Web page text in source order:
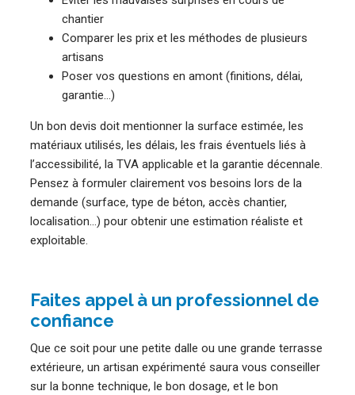
chantier
Comparer les prix et les méthodes de plusieurs
artisans
Poser vos questions en amont (finitions, délai,
garantie…)
Un bon devis doit mentionner la surface estimée, les
matériaux utilisés, les délais, les frais éventuels liés à
l’accessibilité, la TVA applicable et la garantie décennale.
Pensez à formuler clairement vos besoins lors de la
demande (surface, type de béton, accès chantier,
localisation…) pour obtenir une estimation réaliste et
exploitable.
Faites appel à un professionnel de
confiance
Que ce soit pour une petite dalle ou une grande terrasse
extérieure, un artisan expérimenté saura vous conseiller
sur la bonne technique, le bon dosage, et le bon